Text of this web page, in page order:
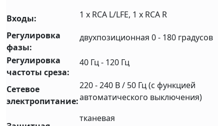
Входы:
1 x RCA L/LFE, 1 x RCA R
Регулировка
фазы:
двухпозиционная 0 - 180 градусов
Регулировка
частоты среза:
40 Гц - 120 Гц
Сетевое
электропитание:
220 - 240 В / 50 Гц (с функцией
автоматического выключения)
тканевая